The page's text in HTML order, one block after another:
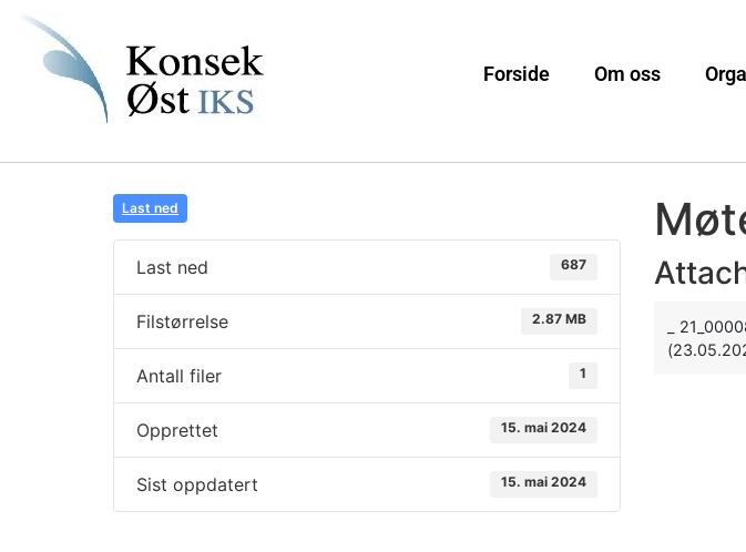
Forside Om oss
Last ned
Last ned 687
Filstørrelse 2.87 MB
Antall filer 1
Opprettet 15. mai 2024
Sist oppdatert 15. mai 2024
_